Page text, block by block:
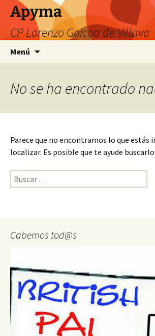
Apyma
CP Lorenzo Goicoa de Villava
Menú
No se ha encontrado
Parece que no encontramos lo que estás
localizar. Es posible que te ayude buscarlo.
Buscar:
Cabemos tod@s